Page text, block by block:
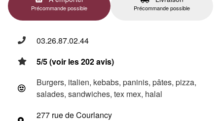
Précommande possible Précommande possible
03.26.87.02.44
5/5 (voir les 202 avis)
Burgers, italien, kebabs, paninis, pâtes, pizza,
salades, sandwiches, tex mex, halal
277 rue de Courlancy